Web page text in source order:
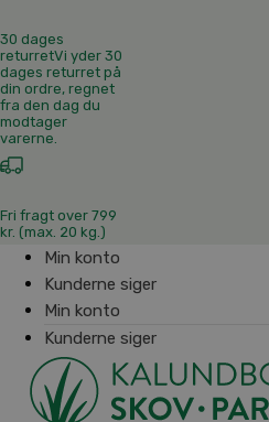
30 dages
returretVi yder 30
dages returret på
din ordre, regnet
fra den dag du
modtager
varerne.
Fri fragt over 799
kr. (max. 20 kg.)
Min konto
Kunderne siger
Min konto
Kunderne siger